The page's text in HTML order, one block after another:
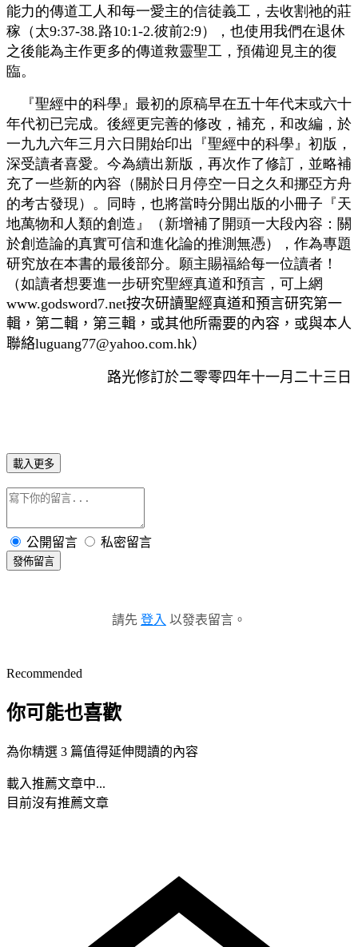
能力的傳道工人和每一愛主的信徒義工，去收割祂的莊
稼（太9:37-38.路10:1-2.彼前2:9），也使用我們在退休
之後能為主作更多的傳道救靈聖工，預備迎見主的復
臨。
『聖經中的科學』最初的原稿早在五十年代末或六十
年代初已完成。後經更完善的修改，補充，和改編，於
一九九六年三月六日開始印出『聖經中的科學』初版，
深受讀者喜愛。今為續出新版，再次作了修訂，並略補
充了一些新的內容（關於日月停空一日之久和挪亞方舟
的考古發現）。同時，也將當時分閞出版的小冊子『天
地萬物和人類的創造』（新增補了開頭一大段內容：關
於創造論的真實可信和進化論的推測無憑），作為專題
研究放在本書的最後部分。願主賜福給每一位讀者！
（如讀者想要進一步研究聖經真道和預言，可上網
www.godsword7.net按次研讀聖經真道和預言研究第一
輯，第二輯，第三輯，或其他所需要的內容，或與本人
聯絡luguang77@yahoo.com.hk）
路光修訂於二零零四年十一月二十三日
載入更多
公開留言 私密留言
發佈留言
請先 登入 以發表留言。
Recommended
你可能也喜歡
為你精選 3 篇值得延伸閱讀的內容
載入推薦文章中...
目前沒有推薦文章